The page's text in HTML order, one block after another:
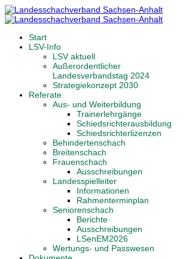
Start
LSV-Info
LSV aktuell
Außerordentlicher
Landesverbandstag 2024
Strategiekonzept 2030
Referate
Aus- und Weiterbildung
Trainerlehrgänge
Schiedsrichterausbildung
Schiedsrichterlizenzen
Behindertenschach
Breitenschach
Frauenschach
Ausschreibungen
Landesspielleiter
Informationen
Rahmenterminplan
Seniorenschach
Berichte
Ausschreibungen
LSenEM2026
Wertungs- und Passwesen